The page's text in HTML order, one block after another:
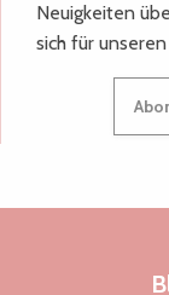
Neuigkeiten
sich für